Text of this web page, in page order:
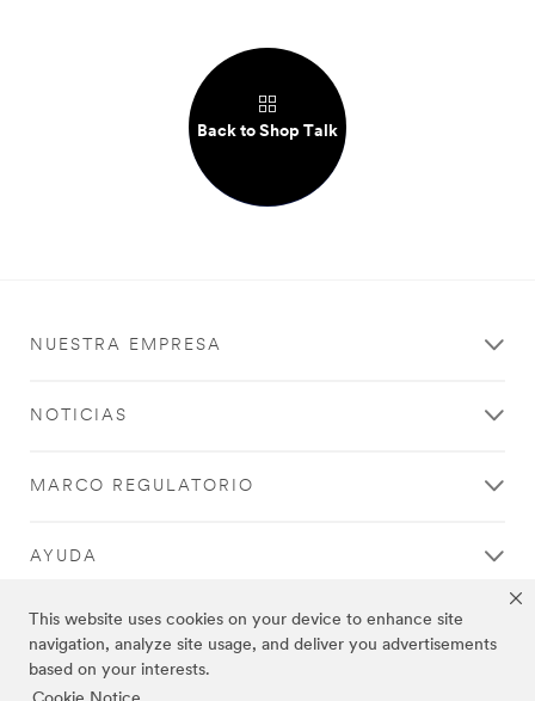
This website uses cookies on your device to enhance site
navigation, analyze site usage, and deliver you advertisements
based on your interests.
Back to Shop Talk
NUESTRA EMPRESA
NOTICIAS
MARCO REGULATORIO
AYUDA
Aviso Legal